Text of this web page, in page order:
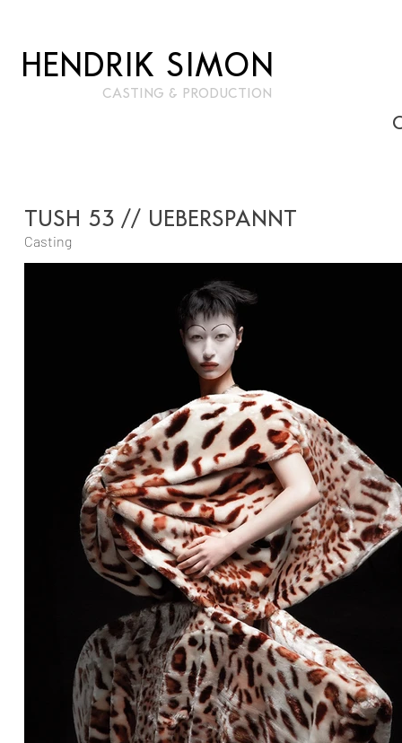
HENDRIK SIMON
CASTING & PRODUCTION
TUSH 53 // UEBERSPANNT
Casting